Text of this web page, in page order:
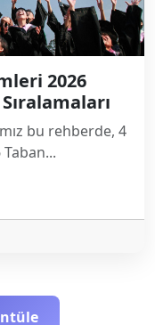
2026
bu rehberde, 4